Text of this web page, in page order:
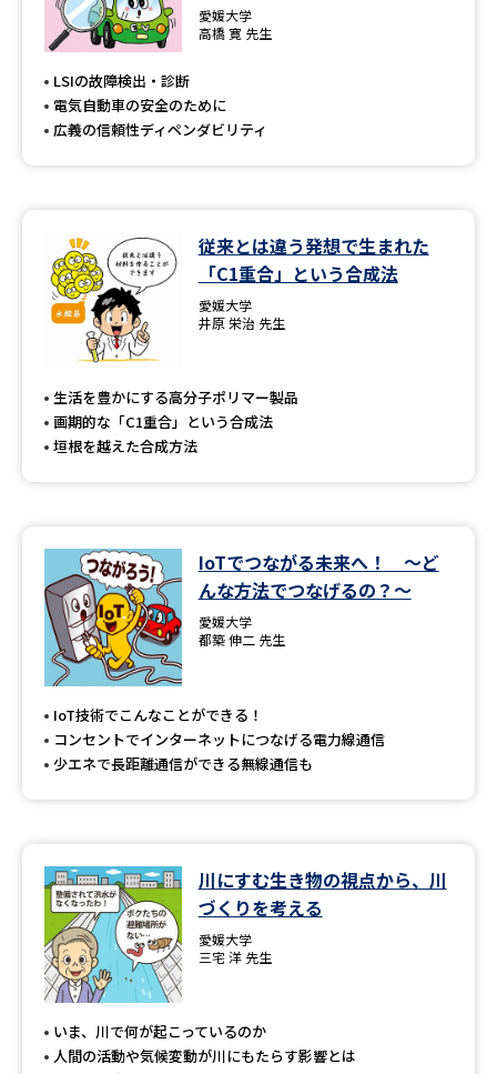
受験準備
先輩が入学を決めた理由 テレメール全国一斉進学調査
新生活お役立ちガイド
学問発見
学問のミニ講義「夢ナビ講義」 学問分野解説
学問の教科書 夢ナビライブ
ユーザーサポート
Ｑ＆Ａ よくあるご質問 大学進学IDについて
テレメール
お支払いサイト
個人情報取扱規定
特定商取引表記
訂正のご案内
愛媛大学
高橋 寛 先生
LSIの故障検出・診断
電気自動車の安全のために
広義の信頼性ディペンダビリティ
従来とは違う発想で生まれた
「C1重合」という合成法
愛媛大学
井原 栄治 先生
生活を豊かにする高分子ポリマー製品
画期的な「C1重合」という合成法
垣根を越えた合成方法
IoTでつながる未来へ！ ～ど
んな方法でつなげるの？～
愛媛大学
都築 伸二 先生
IoT技術でこんなことができる！
コンセントでインターネットにつなげる電力線通信
少エネで長距離通信ができる無線通信も
川にすむ生き物の視点から、川
づくりを考える
愛媛大学
三宅 洋 先生
いま、川で何が起こっているのか
人間の活動や気候変動が川にもたらす影響とは